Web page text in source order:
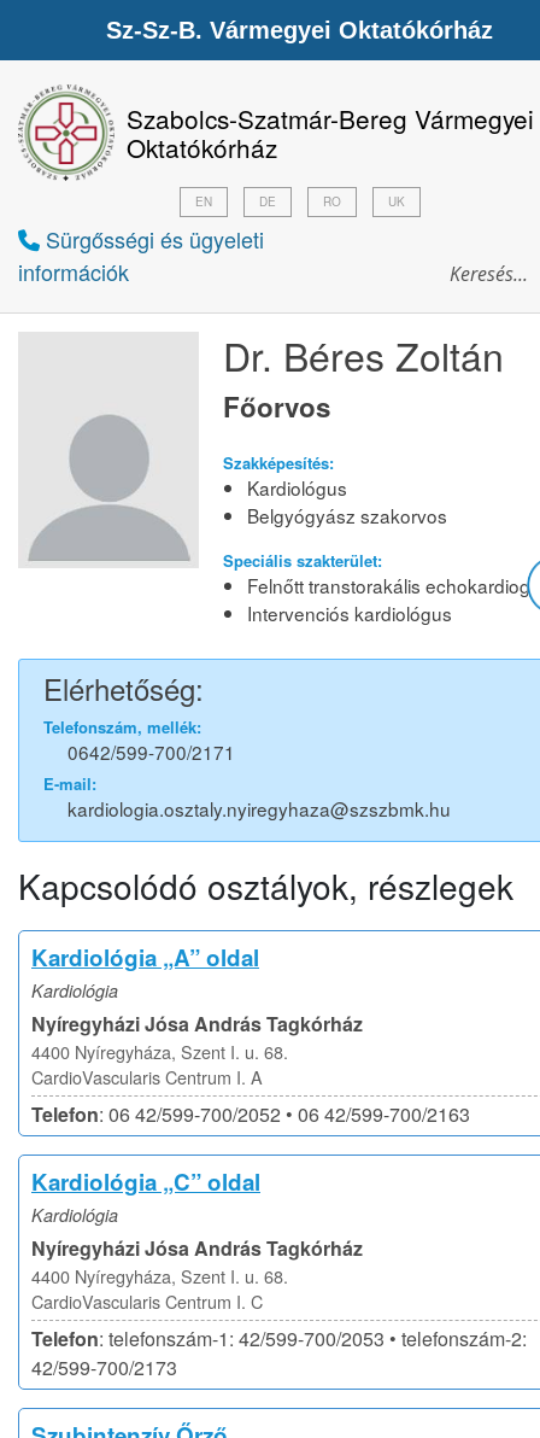
Szabolcs-Szatmár-Bereg Vármegyei
Oktatókórház
Sürgősségi és ügyeleti
információk
EN DE RO UK
Dr. Béres Zoltán
Főorvos
Szakképesítés:
Kardiológus
Belgyógyász szakorvos
Speciális szakterület:
Felnőtt transtorakális
Intervenciós kardiológus
Elérhetőség:
Telefonszám, mellék:
0642/599-700/2171
E-mail:
kardiologia.osztaly.nyiregyhaza@szszbmk.hu
Kapcsolódó osztályok, részlegek
Kardiológia „A” oldal
Kardiológia
Nyíregyházi Jósa András Tagkórház
4400 Nyíregyháza, Szent I. u. 68.
CardioVascularis Centrum I. A
Telefon: 06 42/599-700/2052 • 06 42/599-700/2163
Kardiológia „C” oldal
Kardiológia
Nyíregyházi Jósa András Tagkórház
4400 Nyíregyháza, Szent I. u. 68.
CardioVascularis Centrum I. C
Telefon: telefonszám-1: 42/599-700/2053 • telefonszám-2:
42/599-700/2173
Sz-Sz-B. Vármegyei Oktatókórház